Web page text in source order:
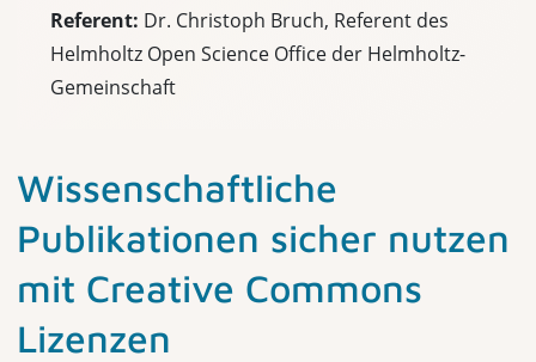
Referent: Dr. Christoph Bruch, Referent des
Helmholtz Open Science Office der Helmholtz-
Gemeinschaft
Wissenschaftliche
Publikationen sicher nutzen
mit Creative Commons
Lizenzen